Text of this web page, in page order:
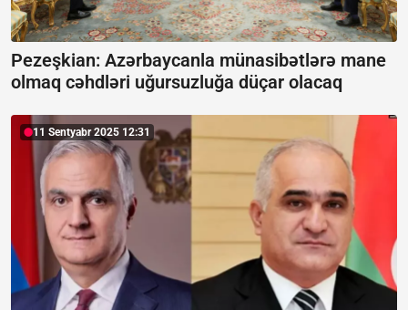
Pezeşkian: Azərbaycanla münasibətlərə mane
olmaq cəhdləri uğursuzluğa düçar olacaq
11 Sentyabr 2025 12:31